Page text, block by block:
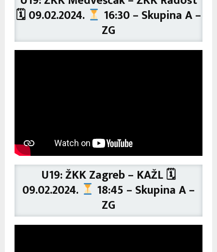
🗓 09.02.2024. 16:30 – Skupina A –
ZG
U19: ŽKK Zagreb – KAŽL 🗓
09.02.2024. 18:45 – Skupina A –
ZG